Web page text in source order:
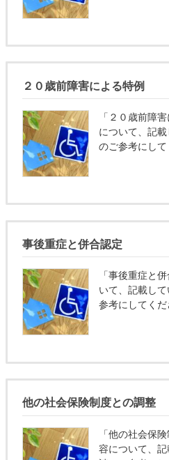
２０歳前障害による特例
「２０歳前障
について、記
のご参考にし
事後重症と併合認定
「事後重症と
いて、記載し
参考にしてく
他の社会保険制度との調整
「他の社会保
容について、